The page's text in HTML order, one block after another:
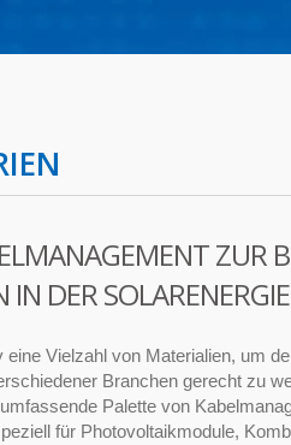
ZUR
IN DER
Vielzahl von Materialien, um
Branchen gerecht zu
Palette von
für Photovoltaikmodule,